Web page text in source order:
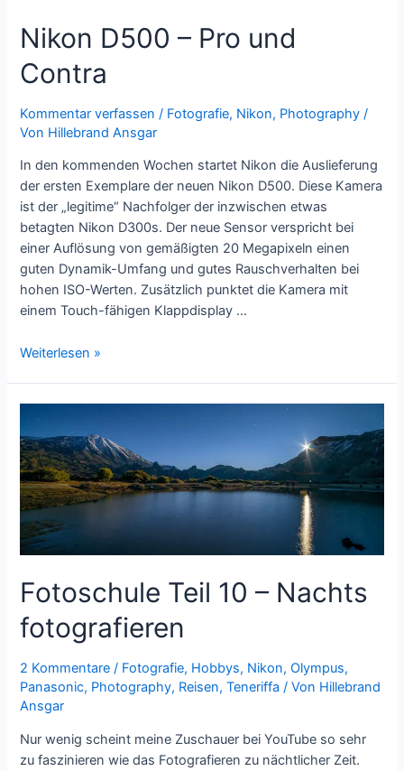
Nikon D500 – Pro und
Contra
Kommentar verfassen / Fotografie, Nikon, Photography /
Von Hillebrand Ansgar
In den kommenden Wochen startet Nikon die Auslieferung
der ersten Exemplare der neuen Nikon D500. Diese Kamera
ist der „legitime“ Nachfolger der inzwischen etwas
betagten Nikon D300s. Der neue Sensor verspricht bei
einer Auflösung von gemäßigten 20 Megapixeln einen
guten Dynamik-Umfang und gutes Rauschverhalten bei
hohen ISO-Werten. Zusätzlich punktet die Kamera mit
einem Touch-fähigen Klappdisplay …
Nikon
und
Contra
Weiterlesen »
Fotoschule Teil 10 – Nachts
fotografieren
2 Kommentare / Fotografie, Hobbys, Nikon,Olympus,
Panasonic, Photography, Reisen,Teneriffa / Von Hillebrand
Ansgar
Nur wenig scheint meine Zuschauer bei YouTube so sehr
zu faszinieren wie das Fotografieren zu nächtlicher Zeit.